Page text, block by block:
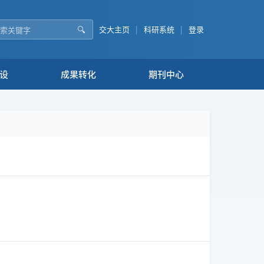
🔍 交大主页 | 科研系统 | 登录
成果转化 期刊中心